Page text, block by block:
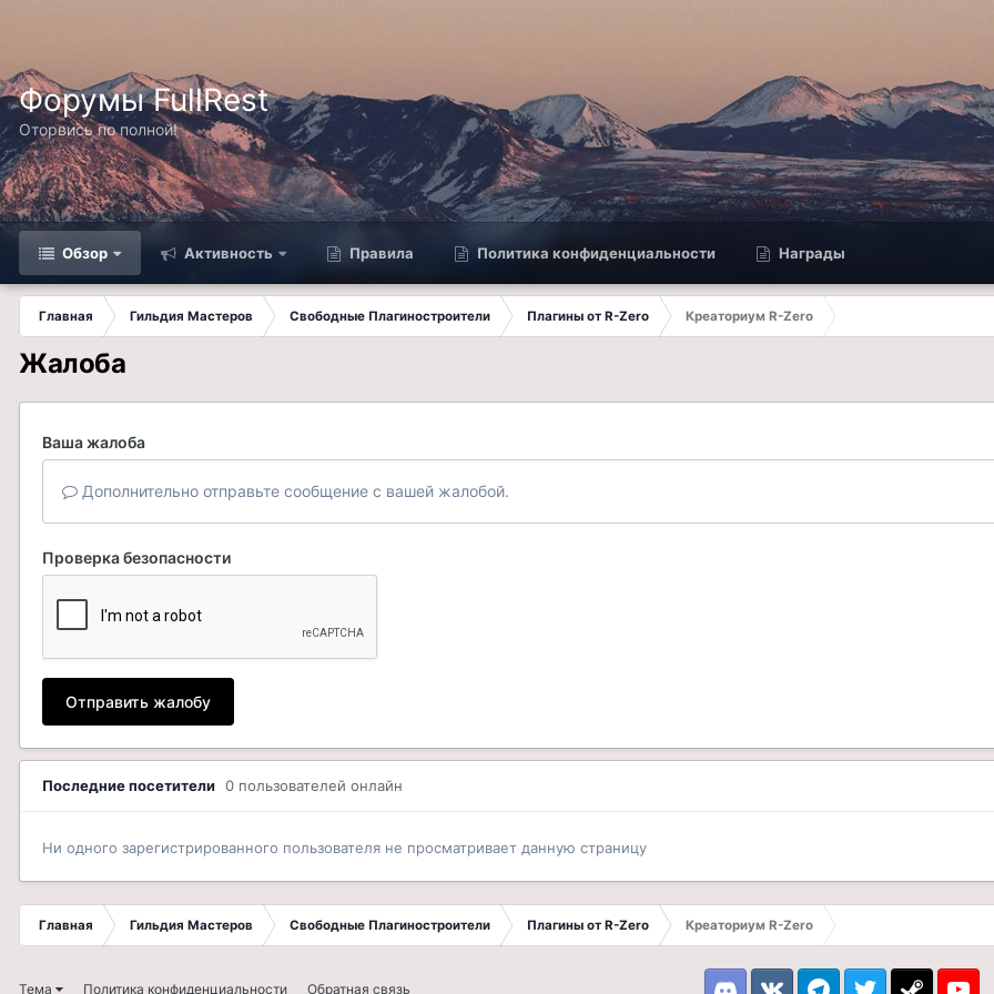
Форумы FullRest
Оторвись по полной!
Обзор Активность Правила Политика конфиденциальности Награды
Главная Гильдия Мастеров Свободные Плагиностроители Плагины от R-Zero
Креаториум R-Zero
Жалоба
Ваша жалоба
Дополнительно отправьте сообщение с вашей жалобой.
Проверка безопасности
Отправить жалобу
Последние посетители 0 пользователей онлайн
Ни одного зарегистрированного пользователя не просматривает данную страницу
Главная Гильдия Мастеров Свободные Плагиностроители Плагины от R-Zero Креаториум R-Zero
Тема Политика конфиденциальности Обратная связь